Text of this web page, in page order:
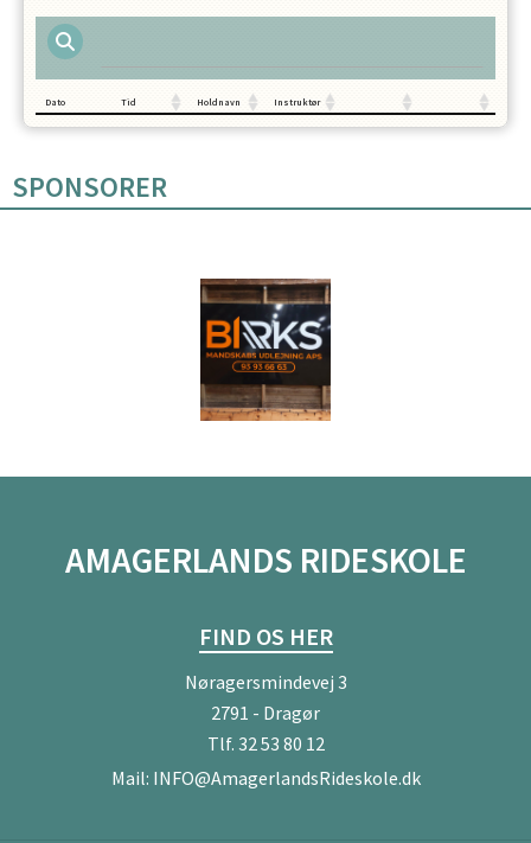
Dato Tid Holdnavn Instruktør
SPONSORER
AMAGERLANDS RIDESKOLE
FIND OS HER
Nøragersmindevej 3
2791 - Dragør
Tlf. 32 53 80 12
Mail: INFO@AmagerlandsRideskole.dk